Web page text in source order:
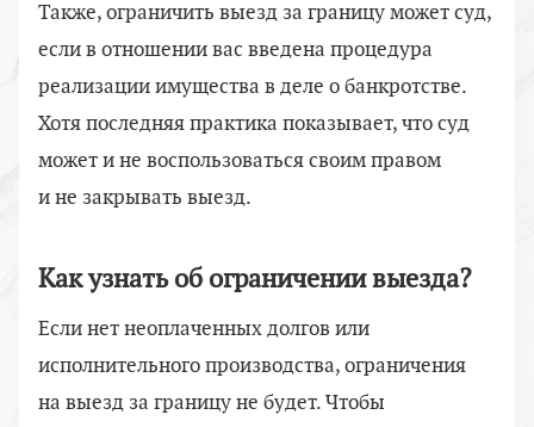
Также, ограничить выезд за границу может суд,
если в отношении вас введена процедура
реализации имущества в деле о банкротстве.
Хотя последняя практика показывает, что суд
может и не воспользоваться своим правом
и не закрывать выезд.
Как узнать об ограничении выезда?
Если нет неоплаченных долгов или
исполнительного производства, ограничения
на выезд за границу не будет. Чтобы